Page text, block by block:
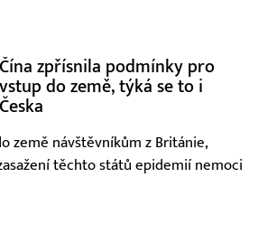
Čína zpřísnila podmínky pro
vstup do země, týká se to i
Česka
země návštěvníkům z Británie,
těchto států epidemií nemoci